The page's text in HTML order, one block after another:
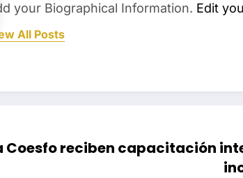
your Biographical Information. Edit
All Posts
Coesfo reciben capacitación